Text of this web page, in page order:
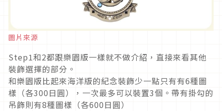
圖片來源
Step1和2都跟樂園版一樣就不做介紹，直接來看其他
裝飾選擇的部分。
和樂園版比起來海洋版的紀念裝飾少一點只有有6種圖
樣（各300日圓），一次最多可以裝置3個。帶有掛勾的
吊飾則有8種圖樣（各600日圓）